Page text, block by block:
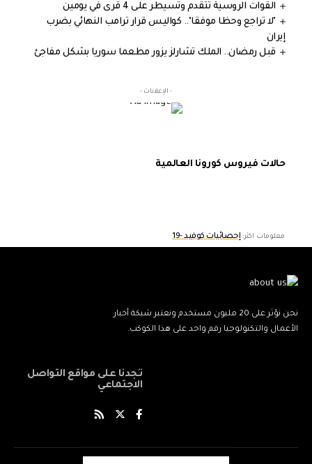
القوات الروسية تتقدم وتسيطر على 4 قرى في يومين
"لا تراجع وحظا موفقا".. كواليس قرار ترامب النهائي بضرب
إيران
قبل رمضان.. الملك تشارلز يزور مطعما سوريا بشكل مفاجئ
- الإعلانات -
حالات فيروس كورونا العالمية
معلومات اكثر: إحصائيات كوفيد -19
نحن نؤثر على 20 مليون مستخدم ونعتبر شبكة أخبار
الأعمال والتكنولوجيا رقم واحد على هذا الكوكب.
تجدنا على مواقع التواصل
الاجتماعي